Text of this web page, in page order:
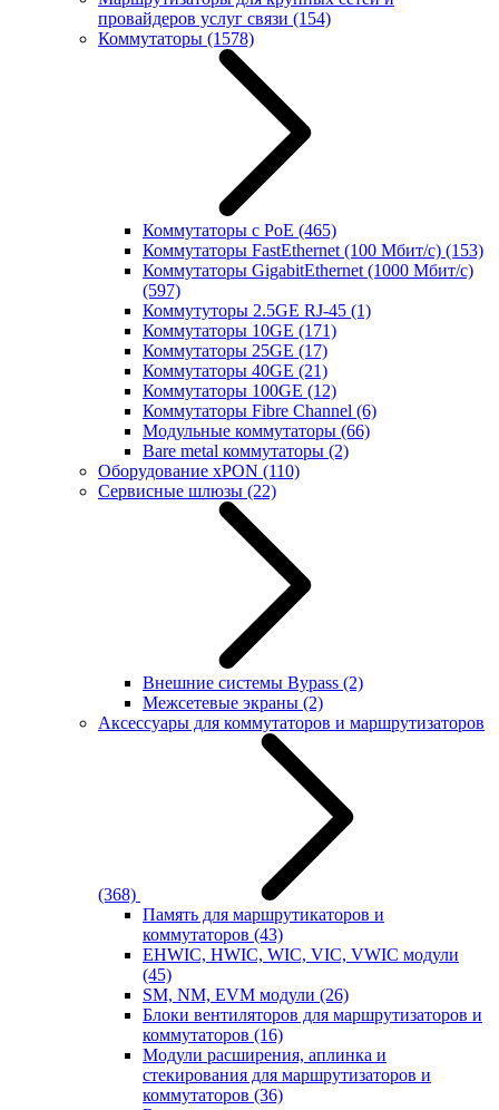
провайдеров услуг связи (154)
Коммутаторы (1578)
Коммутаторы с PoE (465)
Коммутаторы FastEthernet (100 Мбит/с) (153)
Коммутаторы GigabitEthernet (1000 Мбит/с)
(597)
Коммутуторы 2.5GE RJ-45 (1)
Коммутаторы 10GE (171)
Коммутаторы 25GE (17)
Коммутаторы 40GE (21)
Коммутаторы 100GE (12)
Коммутаторы Fibre Channel (6)
Модульные коммутаторы (66)
Bare metal коммутаторы (2)
Оборудование xPON (110)
Сервисные шлюзы (22)
Внешние системы Bypass (2)
Межсетевые экраны (2)
Аксессуары для коммутаторов и маршрутизаторов
(368)
Память для маршрутикаторов и
коммутаторов (43)
EHWIC, HWIC, WIC, VIC, VWIC модули
(45)
SM, NM, EVM модули (26)
Блоки вентиляторов для маршрутизаторов и
коммутаторов (16)
Модули расширения, аплинка и
стекирования для маршрутизаторов и
коммутаторов (36)